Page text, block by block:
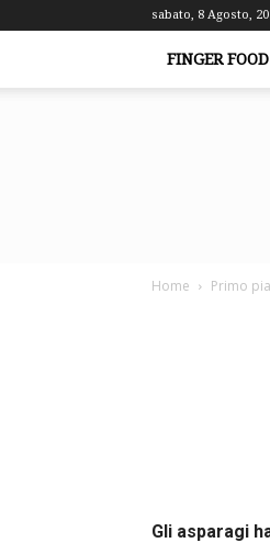
sabato, 8 Agosto,
FINGER FOOD
Home Primo
Gli asparagi